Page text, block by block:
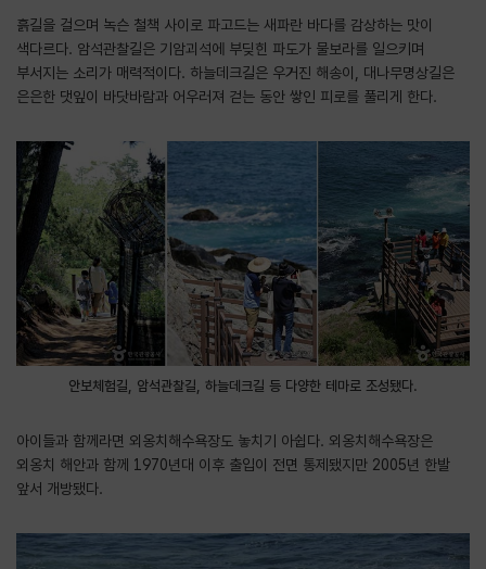
흙길을 걸으며 녹슨 철책 사이로 파고드는 새파란 바다를 감상하는 맛이
색다르다. 암석관찰길은 기암괴석에 부딪힌 파도가 물보라를 일으키며
부서지는 소리가 매력적이다. 하늘데크길은 우거진 해송이, 대나무명상길은
은은한 댓잎이 바닷바람과 어우러져 걷는 동안 쌓인 피로를 풀리게 한다.
안보체험길, 암석관찰길, 하늘데크길 등 다양한 테마로 조성됐다.
아이들과 함께라면 외옹치해수욕장도 놓치기 아쉽다. 외옹치해수욕장은
외옹치 해안과 함께 1970년대 이후 출입이 전면 통제됐지만 2005년 한발
앞서 개방됐다.